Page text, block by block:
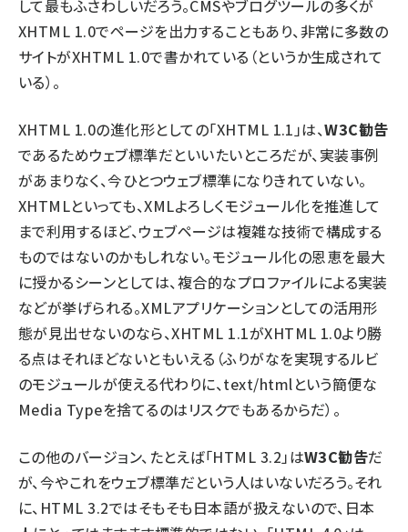
して最もふさわしいだろう。CMSやブログツールの多くが
XHTML 1.0でページを出力することもあり、非常に多数の
サイトがXHTML 1.0で書かれている（というか生成されて
いる）。
XHTML 1.0の進化形としての「XHTML 1.1」は、W3C勧告
であるためウェブ標準だといいたいところだが、実装事例
があまりなく、今ひとつウェブ標準になりきれていない。
XHTMLといっても、XMLよろしくモジュール化を推進して
まで利用するほど、ウェブページは複雑な技術で構成する
ものではないのかもしれない。モジュール化の恩恵を最大
に授かるシーンとしては、複合的なプロファイルによる実装
などが挙げられる。XMLアプリケーションとしての活用形
態が見出せないのなら、XHTML 1.1がXHTML 1.0より勝
る点はそれほどないともいえる（ふりがなを実現するルビ
のモジュールが使える代わりに、text/htmlという簡便な
Media Typeを捨てるのはリスクでもあるからだ）。
この他のバージョン、たとえば「HTML 3.2」はW3C勧告だ
が、今やこれをウェブ標準だという人はいないだろう。それ
に、HTML 3.2ではそもそも日本語が扱えないので、日本